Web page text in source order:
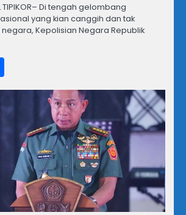
TIPIKOR– Di tengah gelombang
yang kian canggih dan tak
Kepolisian Negara Republik